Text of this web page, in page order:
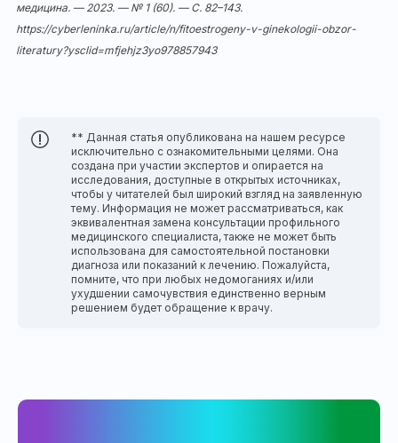
медицина. — 2023. — № 1 (60). — С. 82–143.
https://cyberleninka.ru/article/n/fitoestrogeny-v-ginekologii-obzor-
literatury?ysclid=mfjehjz3yo978857943
** Данная статья опубликована на нашем ресурсе
исключительно с ознакомительными целями. Она
создана при участии экспертов и опирается на
исследования, доступные в открытых источниках,
чтобы у читателей был широкий взгляд на заявленную
тему. Информация не может рассматриваться, как
эквивалентная замена консультации профильного
медицинского специалиста, также не может быть
использована для самостоятельной постановки
диагноза или показаний к лечению. Пожалуйста,
помните, что при любых недомоганиях и/или
ухудшении самочувствия единственно верным
решением будет обращение к врачу.